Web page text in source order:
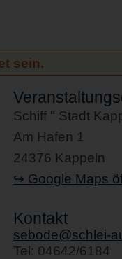
sein.
Schiff " Stadt
Am Hafen 1
24376 Kappeln
↪ Google Maps
Kontakt
sebode@schlei-
Tel: 04642/6184